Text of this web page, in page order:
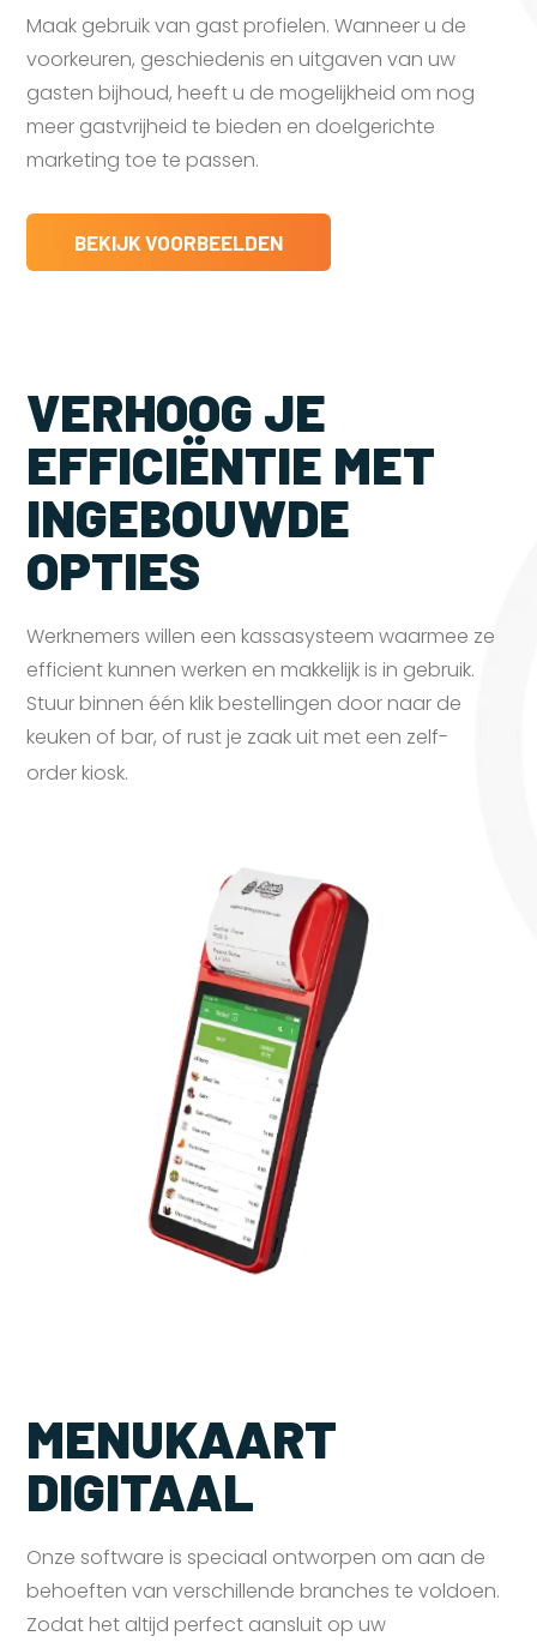
Maak gebruik van gast profielen. Wanneer u de
voorkeuren, geschiedenis en uitgaven van uw
gasten bijhoud, heeft u de mogelijkheid om nog
meer gastvrijheid te bieden en doelgerichte
marketing toe te passen.
BEKIJK VOORBEELDEN
VERHOOG JE
EFFICIËNTIE MET
INGEBOUWDE
OPTIES
Werknemers willen een kassasysteem waarmee ze
efficient kunnen werken en makkelijk is in gebruik.
Stuur binnen één klik bestellingen door naar de
keuken of bar, of rust je zaak uit met een zelf-
order kiosk.
MENUKAART
DIGITAAL
Onze software is speciaal ontworpen om aan de
behoeften van verschillende branches te voldoen.
Zodat het altijd perfect aansluit op uw